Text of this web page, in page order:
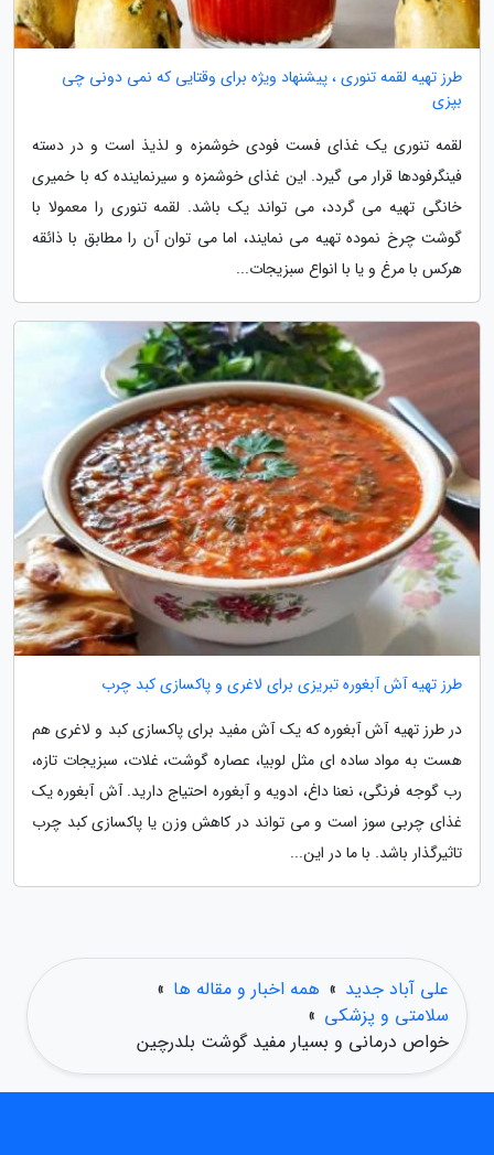
طرز تهیه لقمه تنوری ، پیشنهاد ویژه برای وقتایی که نمی دونی چی
بپزی
لقمه تنوری یک غذای فست فودی خوشمزه و لذیذ است و در دسته
فینگرفودها قرار می گیرد. این غذای خوشمزه و سیرنماینده که با خمیری
خانگی تهیه می گردد، می تواند یک باشد. لقمه تنوری را معمولا با
گوشت چرخ نموده تهیه می نمایند، اما می توان آن را مطابق با ذائقه
هرکس با مرغ و یا با انواع سبزیجات...
طرز تهیه آش آبغوره تبریزی برای لاغری و پاکسازی کبد چرب
در طرز تهیه آش آبغوره که یک آش مفید برای پاکسازی کبد و لاغری هم
هست به مواد ساده ای مثل لوبیا، عصاره گوشت، غلات، سبزیجات تازه،
رب گوجه فرنگی، نعنا داغ، ادویه و آبغوره احتیاج دارید. آش آبغوره یک
غذای چربی سوز است و می تواند در کاهش وزن یا پاکسازی کبد چرب
تاثیرگذار باشد. با ما در این...
علی آباد جدید » همه اخبار و مقاله ها »
سلامتی و پزشکی »
خواص درمانی و بسیار مفید گوشت بلدرچین